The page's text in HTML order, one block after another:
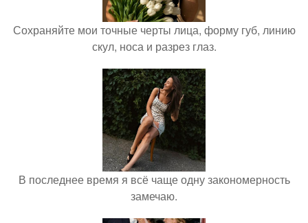
Сохраняйте мои точные черты лица, форму губ, линию
скул, носа и разрез глаз.
В последнее время я всё чаще одну закономерность
замечаю.